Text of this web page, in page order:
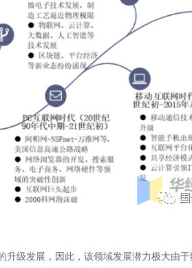
级发展，因此，该领域发展潜力极大由